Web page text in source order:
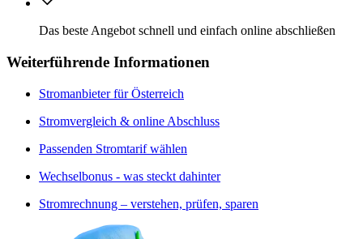
Das beste Angebot schnell und einfach online abschließen
Weiterführende Informationen
Stromanbieter für Österreich
Stromvergleich & online Abschluss
Passenden Stromtarif wählen
Wechselbonus - was steckt dahinter
Stromrechnung – verstehen, prüfen, sparen